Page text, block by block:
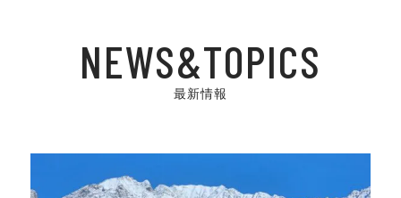
NEWS&TOPICS
最新情報